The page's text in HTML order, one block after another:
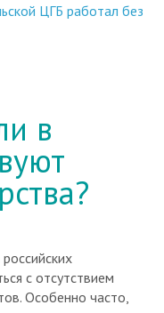
ЦГБ работал без
в
с отсутствием
Особенно часто,